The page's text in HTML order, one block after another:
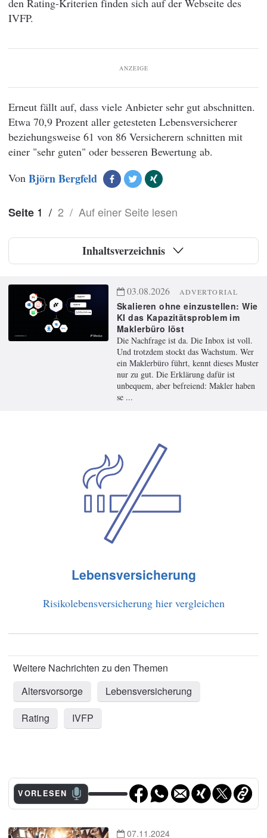
den Rating-Kriterien finden sich auf der Webseite des
IVFP.
ANZEIGE
Erneut fällt auf, dass viele Anbieter sehr gut abschnitten.
Etwa 70,9 Prozent aller getesteten Lebensversicherer
beziehungsweise 61 von 86 Versicherern schnitten mit
einer "sehr guten" oder besseren Bewertung ab.
Von Björn Bergfeld
Seite 1 / 2 / Auf einer Seite lesen
Inhaltsverzeichnis
03.08.2026 ADVERTORIAL
Skalieren ohne einzustellen: Wie
KI das Kapazitätsproblem im
Maklerbüro löst
Die Nachfrage ist da. Die Inbox ist voll.
Und trotzdem stockt das Wachstum. Wer
ein Maklerbüro führt, kennt dieses Muster
nur zu gut. Die Erklärung dafür ist
unbequem, aber befreiend: Makler haben
se ...
Lebensversicherung
Risikolebensversicherung hier vergleichen
Altersvorsorge
Lebensversicherung
Rating
IVFP
VORLESEN
07.11.2024